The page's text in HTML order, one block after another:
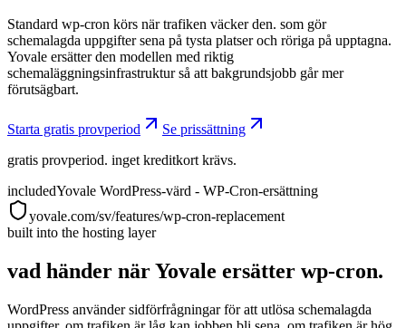
Standard wp-cron körs när trafiken väcker den. som gör
schemalagda uppgifter sena på tysta platser och röriga på upptagna.
Yovale ersätter den modellen med riktig
schemaläggningsinfrastruktur så att bakgrundsjobb går mer
förutsägbart.
Starta gratis provperiod
Se prissättning
gratis provperiod. inget kreditkort krävs.
includedYovale WordPress-värd - WP-Cron-ersättning
yovale.com/sv/features/wp-cron-replacement
built into the hosting layer
vad händer när Yovale ersätter wp-cron.
WordPress använder sidförfrågningar för att utlösa schemalagda